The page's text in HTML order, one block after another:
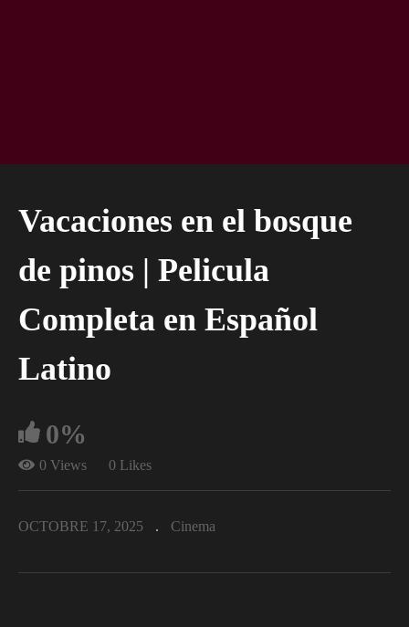
Vacaciones en el bosque
de pinos | Pelicula
Completa en Español
Latino
0%
0 Views 0 Likes
OCTOBRE 17, 2025 Cinema